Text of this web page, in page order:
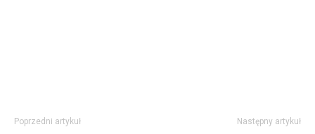
Poprzedni artykuł Następny artykuł